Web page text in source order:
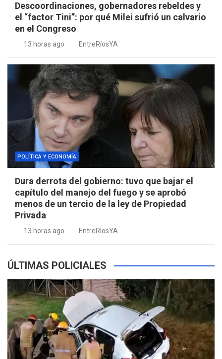
Descoordinaciones, gobernadores rebeldes y
el “factor Tini”: por qué Milei sufrió un calvario
en el Congreso
13 horas ago EntreRíosYA
POLÍTICA Y ECONOMÍA
Dura derrota del gobierno: tuvo que bajar el
capítulo del manejo del fuego y se aprobó
menos de un tercio de la ley de Propiedad
Privada
13 horas ago EntreRíosYA
ÚLTIMAS POLICIALES